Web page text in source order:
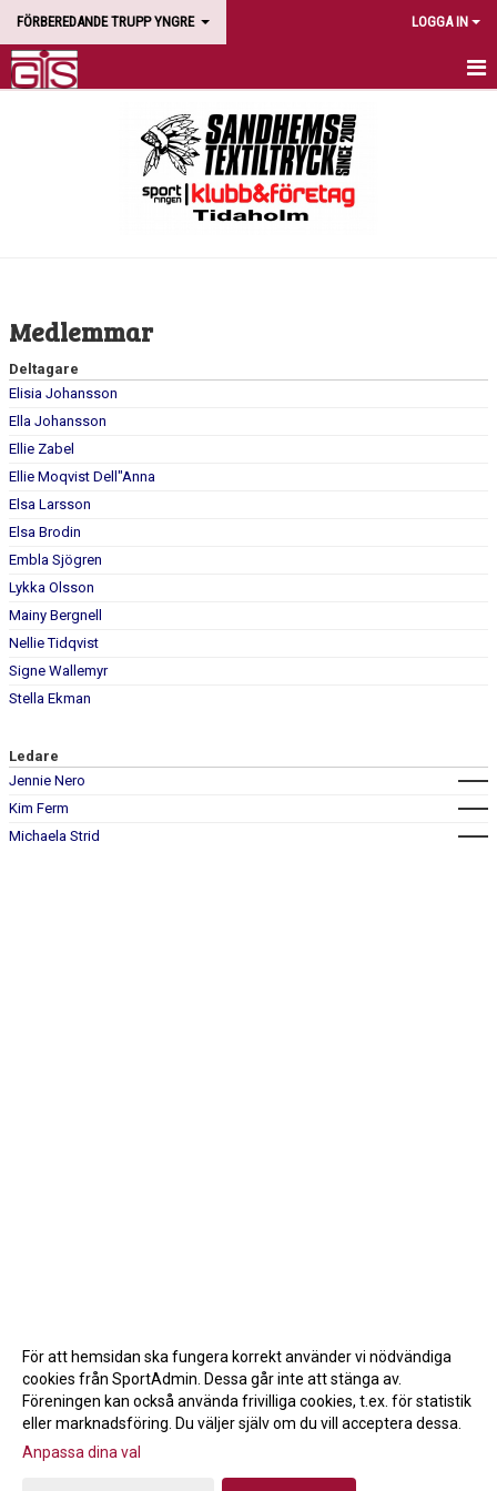
FÖRBEREDANDE TRUPP YNGRE LOGGA IN
KONTAKT
Medlemmar
Deltagare
Elisia Johansson
Ella Johansson
Ellie Zabel
Ellie Moqvist Dell"Anna
Elsa Larsson
Elsa Brodin
Embla Sjögren
Lykka Olsson
Mainy Bergnell
Nellie Tidqvist
Signe Wallemyr
Stella Ekman
Ledare
Jennie Nero
Kim Ferm
Michaela Strid
Gå till Webbversion
För att hemsidan ska fungera korrekt använder vi nödvändiga
cookies från SportAdmin. Dessa går inte att stänga av.
Föreningen kan också använda frivilliga cookies, t.ex. för statistik
eller marknadsföring. Du väljer själv om du vill acceptera dessa.
Anpassa dina val